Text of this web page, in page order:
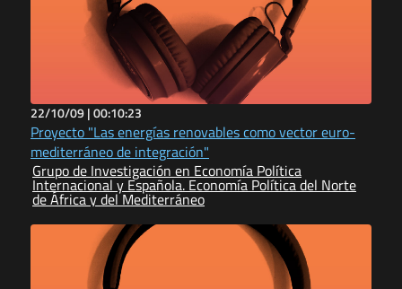
22/10/09 |00:10:23
Proyecto "Las energías renovables como vector euro-
mediterráneo de integración"
Grupo de Investigación en Economía Política
Internacional y Española. Economía Política del Norte
de África y del Mediterráneo